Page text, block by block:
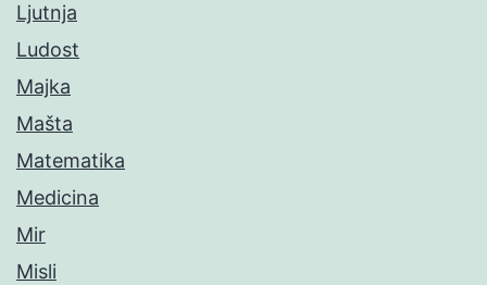
Ljutnja
Ludost
Majka
Mašta
Matematika
Medicina
Mir
Misli